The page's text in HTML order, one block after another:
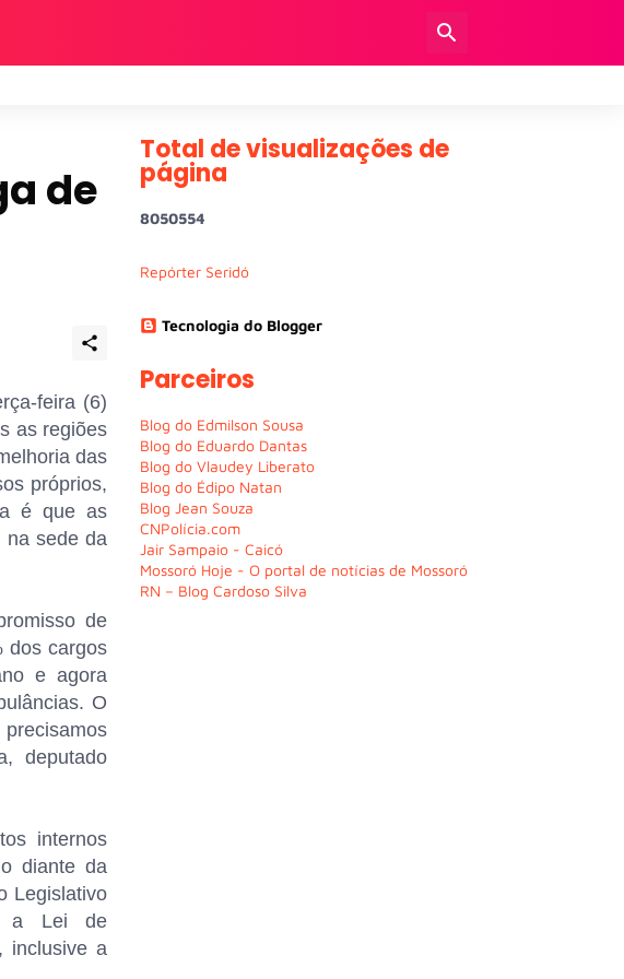
de
feira (6)
as regiões
das
próprios,
é que as
na sede da
de
dos cargos
e agora
O
deputado
internos
diante da
Legislativo
a Lei de
inclusive a
Total de visualizações de
página
8050554
Repórter Seridó
Tecnologia do Blogger
Parceiros
Blog do Edmilson Sousa
Blog do Eduardo Dantas
Blog do Vlaudey Liberato
Blog do Édipo Natan
Blog Jean Souza
CNPolícia.com
Jair Sampaio - Caicó
Mossoró Hoje - O portal de notícias de Mossoró
RN – Blog Cardoso Silva